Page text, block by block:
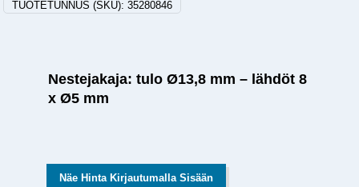
TUOTETUNNUS (SKU):35280846
Nestejakaja: tulo Ø13,8 mm – lähdöt 8
x Ø5 mm
Näe Hinta Kirjautumalla Sisään